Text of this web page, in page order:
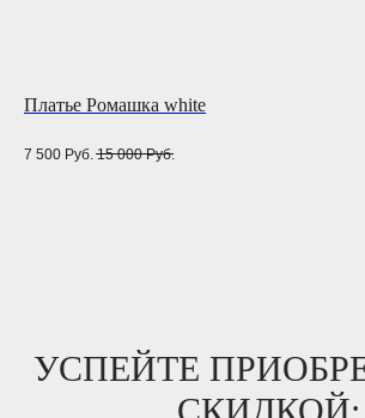
Платье Ромашка white
7 500 Руб. 15 000 Руб.
УСПЕЙТЕ
СКИДКОЙ: